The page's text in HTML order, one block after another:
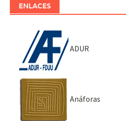
ENLACES
ADUR
Anáforas